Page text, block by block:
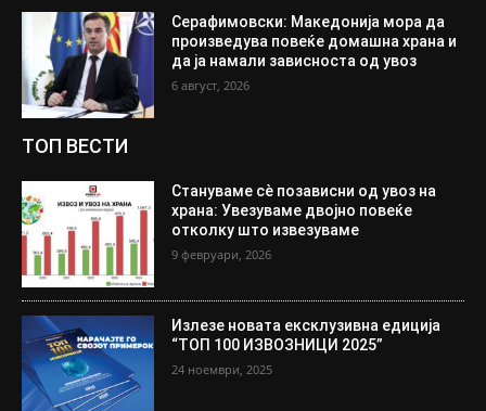
Серафимовски: Македонија мора да
произведува повеќе домашна храна и
да ја намали зависноста од увоз
6 август, 2026
ТОП ВЕСТИ
Стануваме сè позависни од увоз на
храна: Увезуваме двојно повеќе
отколку што извезуваме
9 февруари, 2026
Излезе новата ексклузивна едиција
“ТОП 100 ИЗВОЗНИЦИ 2025”
24 ноември, 2025